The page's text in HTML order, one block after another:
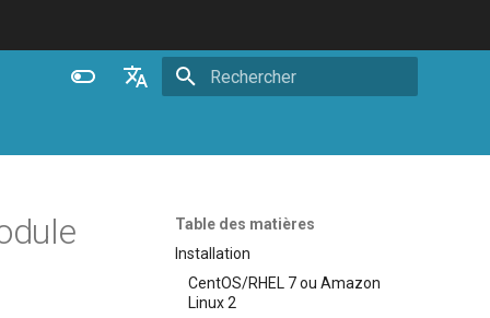
Deutsch
Table des matières
Installation
CentOS/RHEL 7 ou Amazon
Linux 2